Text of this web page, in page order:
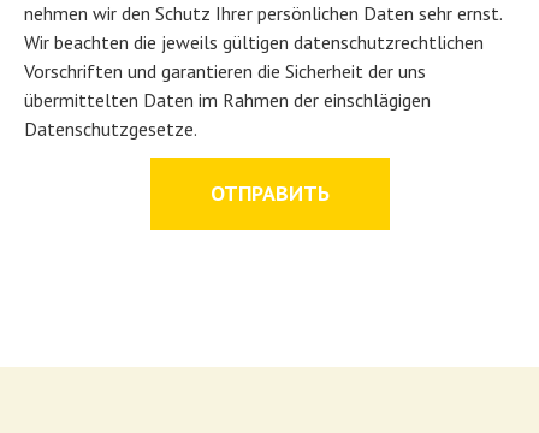
nehmen wir den Schutz Ihrer persönlichen Daten sehr ernst.
Wir beachten die jeweils gültigen datenschutzrechtlichen
Vorschriften und garantieren die Sicherheit der uns
übermittelten Daten im Rahmen der einschlägigen
Datenschutzgesetze.
ОТПРАВИТЬ